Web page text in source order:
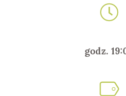
godz.